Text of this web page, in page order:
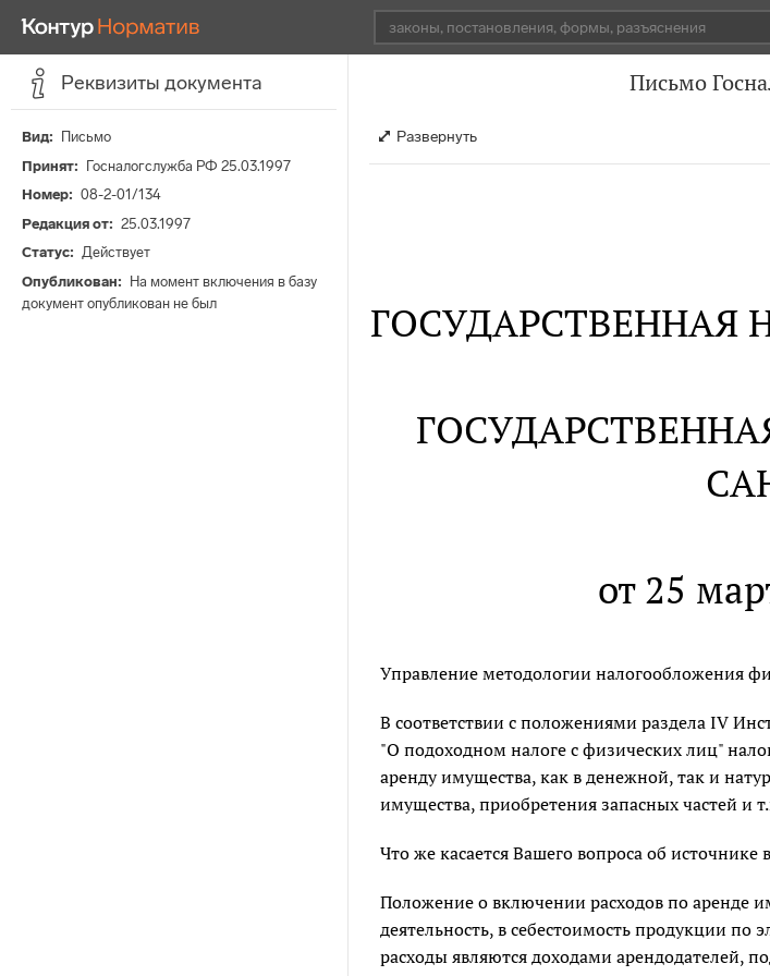
Реквизиты документа
Вид
Письмо
Принят
Госналогслужба РФ 25.03.1997
Номер
08-2-01/134
Редакция от
25.03.1997
Статус
Действует
Опубликован
На момент включения в базу
документ опубликован не был
Письмо
Развернуть
ГОСУДАРСТВЕННАЯ
от 25
Управление методологии налогообложения
В соответствии с положениями раздела IV
"О подоходном налоге с физических лиц"
аренду имущества, как в денежной, так и
имущества, приобретения запасных частей и
Что же касается Вашего вопроса об
Положение о включении расходов по аренде
деятельность, в себестоимость продукции по
расходы являются доходами арендодателей,